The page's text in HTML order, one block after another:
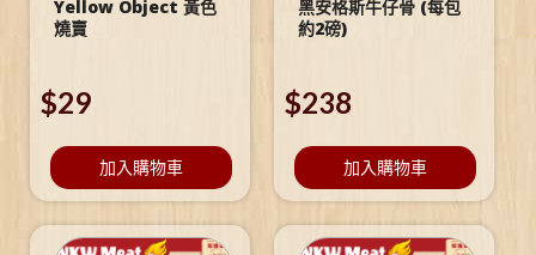
Yellow Object 黃色
燒賣
$29
加入購物車
黑安格斯牛仔骨 (每包
約2磅)
$238
加入購物車